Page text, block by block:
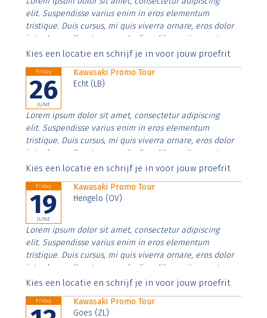
elit. Suspendisse varius enim in eros elementum
tristique. Duis cursus, mi quis viverra ornare, eros dolor
interdum nulla, ut commodo diam libero vitae erat.
Aenean faucibus nibh et justo cursus id rutrum lorem
Kies een locatie en schrijf je in voor jouw proefrit
Friday
26
JUNE
Kawasaki Promo Tour
Echt (LB)
Lorem ipsum dolor sit amet, consectetur adipiscing
elit. Suspendisse varius enim in eros elementum
tristique. Duis cursus, mi quis viverra ornare, eros dolor
interdum nulla, ut commodo diam libero vitae erat.
Aenean faucibus nibh et justo cursus id rutrum lorem
Kies een locatie en schrijf je in voor jouw proefrit
Friday
19
JUNE
Kawasaki Promo Tour
Hengelo (OV)
Lorem ipsum dolor sit amet, consectetur adipiscing
elit. Suspendisse varius enim in eros elementum
tristique. Duis cursus, mi quis viverra ornare, eros dolor
interdum nulla, ut commodo diam libero vitae erat.
Aenean faucibus nibh et justo cursus id rutrum lorem
Kies een locatie en schrijf je in voor jouw proefrit
Friday
Kawasaki Promo Tour
Goes (ZL)